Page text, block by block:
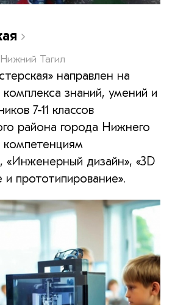
Нижний Тагил
направлен на
знаний, умений и
7-11 классов
района города Нижнего
компетенциям
«Инженерный дизайн», «3D
прототипирование».